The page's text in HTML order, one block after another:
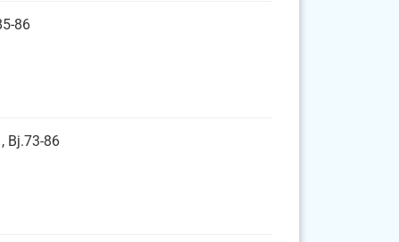
86
Bj.73-86